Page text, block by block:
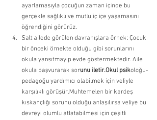
ayarlamasıyla çocuğun zaman içinde bu
gerçekle sağlıklı ve mutlu iç içe yaşamasını
öğrendiğini görürüz.
Salt ailede görülen davranışlara örnek: Çocuk
bir önceki örnekte olduğu gibi sorunlarını
okula yansıtmayıp evde göstermektedir. Aile
okula başvurarak sorunu iletir.Okul psikoloğu-
pedagoğu yardımıcı olabilmek için veliyle
karşılıklı görüşür.Muhtemelen bir kardeş
kıskançlığı sorunu olduğu anlaşılırsa veliye bu
devreyi olumlu atlatabilmesi için çeşitli